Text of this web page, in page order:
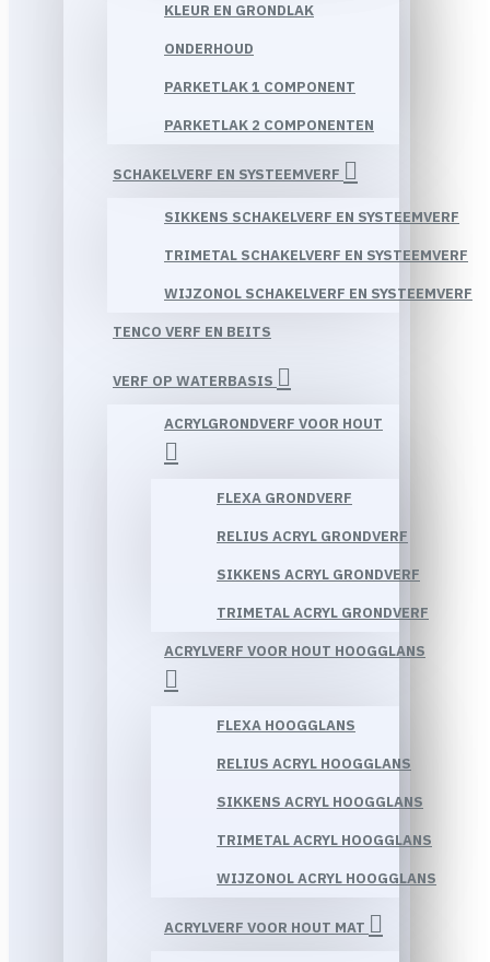
KLEUR EN GRONDLAK
ONDERHOUD
PARKETLAK 1 COMPONENT
PARKETLAK 2 COMPONENTEN
SCHAKELVERF EN SYSTEEMVERF
SIKKENS SCHAKELVERF EN SYSTEEMVERF
TRIMETAL SCHAKELVERF EN SYSTEEMVERF
WIJZONOL SCHAKELVERF EN SYSTEEMVERF
TENCO VERF EN BEITS
VERF OP WATERBASIS
ACRYLGRONDVERF VOOR HOUT
FLEXA GRONDVERF
RELIUS ACRYL GRONDVERF
SIKKENS ACRYL GRONDVERF
TRIMETAL ACRYL GRONDVERF
ACRYLVERF VOOR HOUT HOOGGLANS
FLEXA HOOGGLANS
RELIUS ACRYL HOOGGLANS
SIKKENS ACRYL HOOGGLANS
TRIMETAL ACRYL HOOGGLANS
WIJZONOL ACRYL HOOGGLANS
ACRYLVERF VOOR HOUT MAT